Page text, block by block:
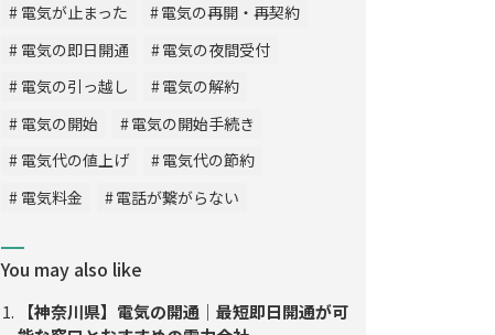
電気が止まった
電気の再開・再契約
電気の即日開通
電気の夜間受付
電気の引っ越し
電気の解約
電気の開始
電気の開始手続き
電気代の値上げ
電気代の節約
電気料金
電話が繋がらない
You may also like
【神奈川県】電気の開通｜最短即日開通が可